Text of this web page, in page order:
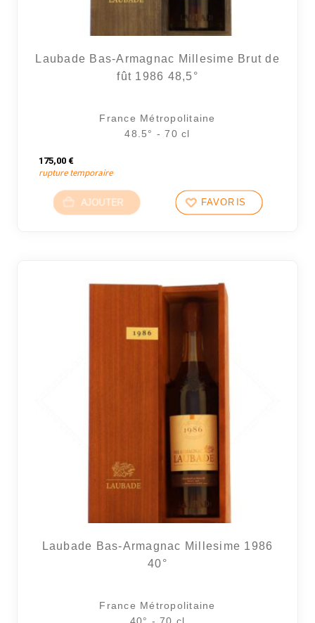
Laubade Bas-Armagnac Millesime Brut de
fût 1986 48,5°
France Métropolitaine
48.5° - 70 cl
175,00 €
rupture temporaire
AJOUTER FAVORIS
Laubade Bas-Armagnac Millesime 1986
40°
France Métropolitaine
40° - 70 cl